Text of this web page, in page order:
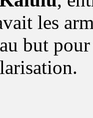
les
but